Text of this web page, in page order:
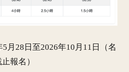
月28日至2026年10月11日（名
報名）